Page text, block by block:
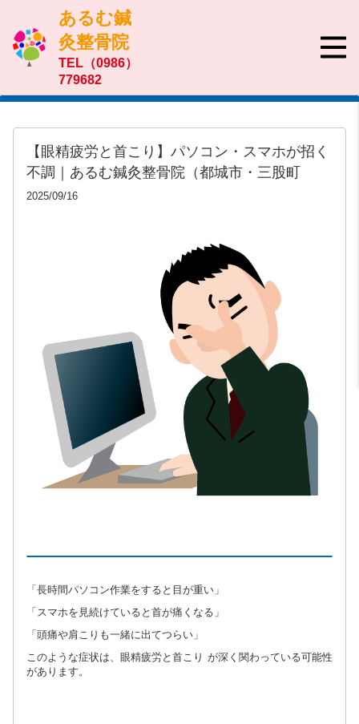
あるむ鍼
灸整骨院
TEL（0986）
779682
【眼精疲労と首こり】パソコン・スマホが招く
不調｜あるむ鍼灸整骨院（都城市・三股町
2025/09/16
「長時間パソコン作業をすると目が重い」
「スマホを見続けていると首が痛くなる」
「頭痛や肩こりも一緒に出てつらい」
このような症状は、眼精疲労と首こり が深く関わっている可能性
があります。